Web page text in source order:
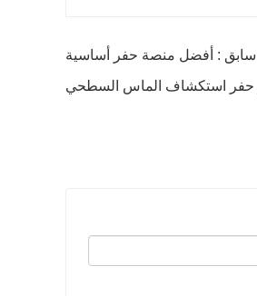
سابق : أفضل منصة حفر أساسية
حفر استكشاف الماس السطحي